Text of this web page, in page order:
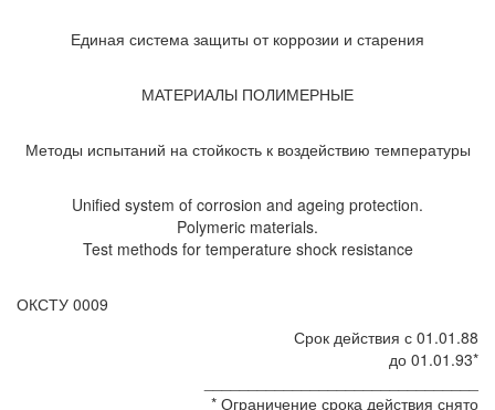
Единая система защиты от коррозии и старения
МАТЕРИАЛЫ ПОЛИМЕРНЫЕ
Методы испытаний на стойкость к воздействию температуры
Unified system of corrosion and ageing protection.
Polymeric materials.
Test methods for temperature shock resistance
ОКСТУ 0009
Срок действия с 01.01.88
до 01.01.93*
* Ограничение срока действия снято